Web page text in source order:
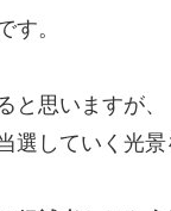
す。
と思いますが
していく光景